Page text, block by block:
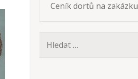
Ceník dortů na zakázku
Vyhledávání